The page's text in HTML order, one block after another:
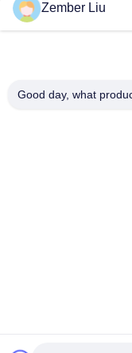
সরবরাহকারী। কপিরাইট ©
Zember Liu
Good day, what